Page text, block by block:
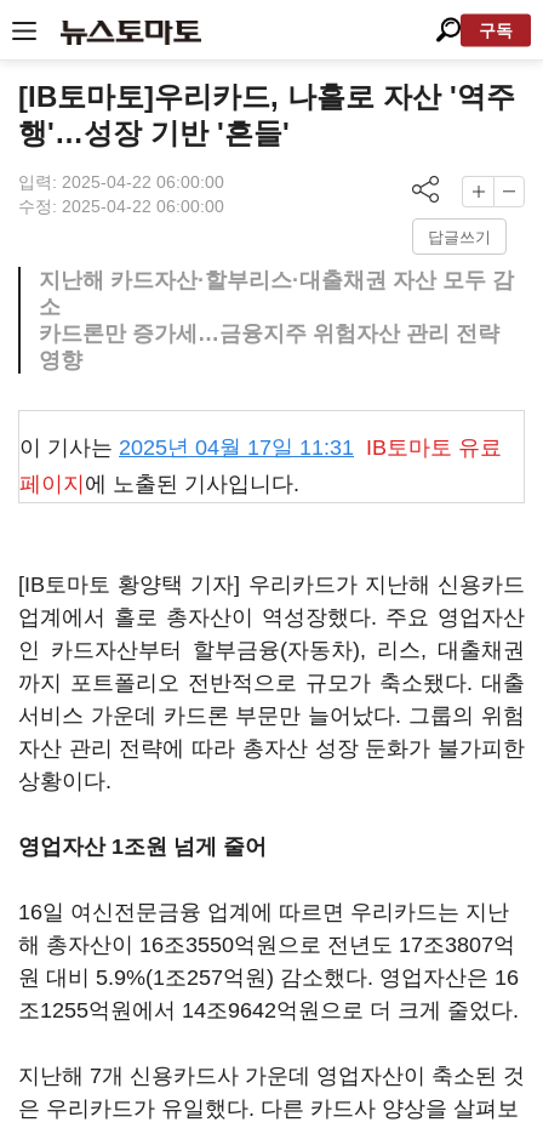
구독
[IB토마토]우리카드, 나홀로 자산 '역주
행'…성장 기반 '흔들'
입력: 2025-04-22 06:00:00
수정: 2025-04-22 06:00:00
답글쓰기
지난해 카드자산·할부리스·대출채권 자산 모두 감
소
카드론만 증가세…금융지주 위험자산 관리 전략
영향
이 기사는 2025년 04월 17일 11:31 IB토마토 유료
페이지 에 노출된 기사입니다.
[IB토마토 황양택 기자] 우리카드가 지난해 신용카드
업계에서 홀로 총자산이 역성장했다. 주요 영업자산
인 카드자산부터 할부금융(자동차), 리스, 대출채권
까지 포트폴리오 전반적으로 규모가 축소됐다. 대출
서비스 가운데 카드론 부문만 늘어났다. 그룹의 위험
자산 관리 전략에 따라 총자산 성장 둔화가 불가피한
상황이다.
영업자산 1조원 넘게 줄어
16일 여신전문금융 업계에 따르면 우리카드는 지난
해 총자산이 16조3550억원으로 전년도 17조3807억
원 대비 5.9%(1조257억원) 감소했다. 영업자산은 16
조1255억원에서 14조9642억원으로 더 크게 줄었다.
지난해 7개 신용카드사 가운데 영업자산이 축소된 것
은 우리카드가 유일했다. 다른 카드사 양상을 살펴보